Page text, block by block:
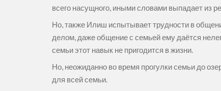
всего насущного, иными словами выпадает из
Но, также Илиш испытывает трудности в
делом, даже общение с семьей ему даётся
семьи этот навык не пригодится в жизни.
Но, неожиданно во время прогулки семьи до
для всей семьи.